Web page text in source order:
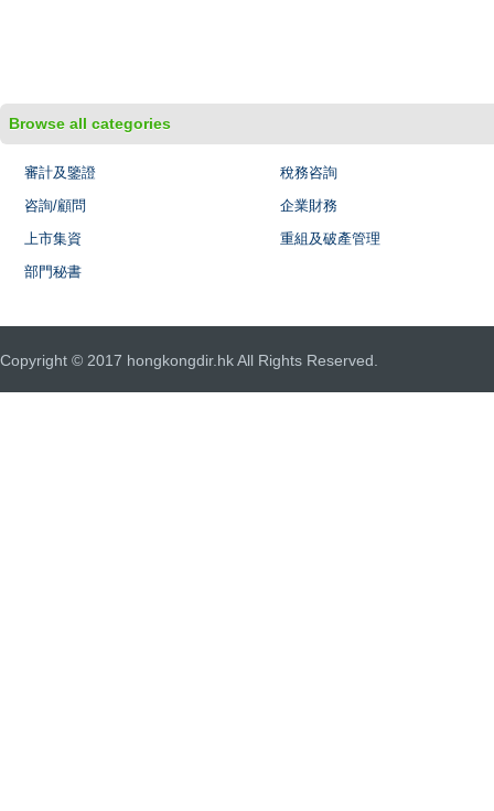
Browse all categories
審計及鑒證
稅務咨詢
咨詢/顧問
企業財務
上市集資
重組及破產管理
部門秘書
Copyright © 2017 hongkongdir.hk All Rights Reserved.